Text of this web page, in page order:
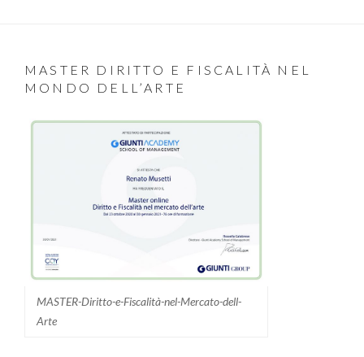
MASTER DIRITTO E FISCALITÀ NEL
MONDO DELL’ARTE
MASTER-Diritto-e-Fiscalità-nel-Mercato-dell-
Arte